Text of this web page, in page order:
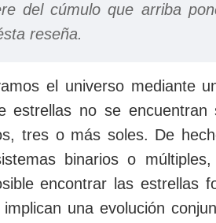
del cúmulo que arriba
reseña.
el universo mediante
estrellas no se
tres o más soles. De
binarios o
encontrar las estrellas
una evolución